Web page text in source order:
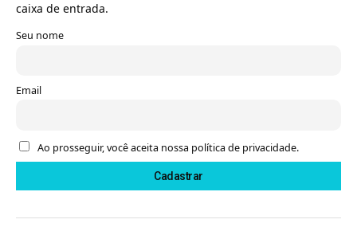
caixa de entrada.
Seu nome
Email
Ao prosseguir, você aceita nossa política de privacidade.